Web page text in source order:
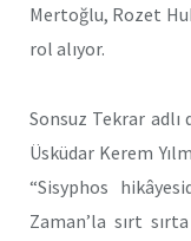
Mertoğlu, Rozet
rol alıyor.
Sonsuz Tekrar
Üsküdar Kerem
“Sisyphos
Zaman’la sırt